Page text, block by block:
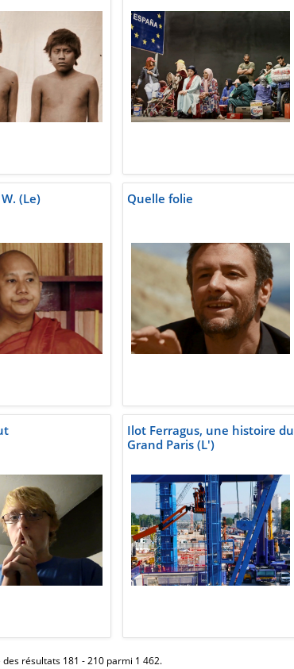
(Le) Quelle folie
Ilot Ferragus, une histoire du
Grand Paris (L')
des résultats 181 - 210 parmi 1 462.